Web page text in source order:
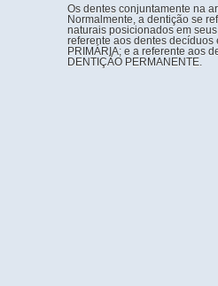
Os dentes conjuntamente na
Normalmente, a dentição se
naturais posicionados em
referente aos dentes decíduos
PRIMÁRIA; e a referente aos
DENTIÇÃO PERMANENTE.